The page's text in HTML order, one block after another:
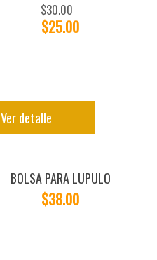
$30.00
$25.00
Ver detalle
BOLSA PARA LUPULO
$38.00